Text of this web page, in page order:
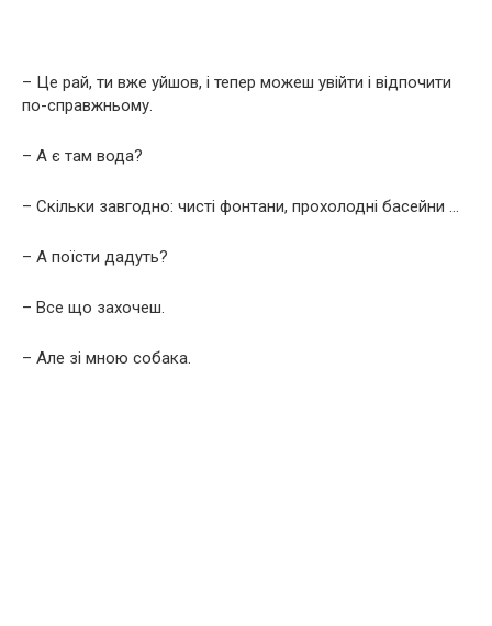
– Це рай, ти вже уйшов, і тепер можеш увійти і відпочити
по-справжньому.
– А є там вода?
– Скільки завгодно: чисті фонтани, прохолодні басейни …
– А поїсти дадуть?
– Все що захочеш.
– Але зі мною собака.